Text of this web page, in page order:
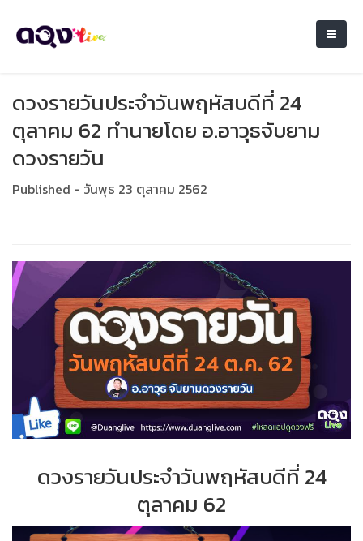
ดวงรายวันประจำวันพฤหัสบดีที่ 24
ตุลาคม 62 ทำนายโดย อ.อาวุธจับยาม
ดวงรายวัน
Published - วันพุธ 23 ตุลาคม 2562
ดวงรายวันประจำวันพฤหัสบดีที่ 24
ตุลาคม 62